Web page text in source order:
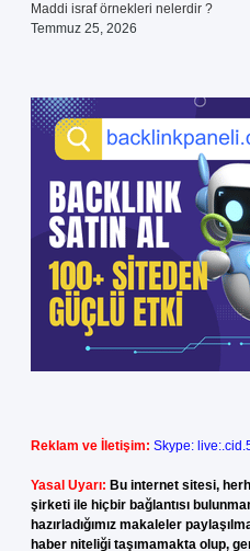
Maddi israf örnekleri nelerdir ?
Temmuz 25, 2026
Reklam ve İletişim: Skype:
Yasal Uyarı: Bu internet sitesi,
şirketi ile hiçbir bağlantısı
hazırladığımız makaleler
haber niteliği taşımamakta olup,